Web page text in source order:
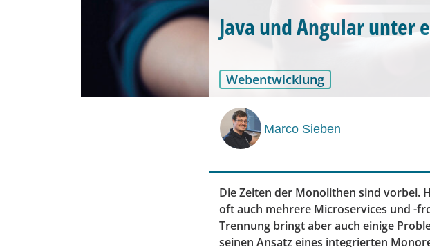
Java und Angular unter
Webentwicklung
Marco Sieben
Die Zeiten der Monolithen sind vorbei.
oft auch mehrere Microservices und -
Trennung bringt aber auch einige
seinen Ansatz eines integrierten